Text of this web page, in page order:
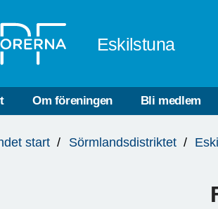
Eskilstuna
Om föreningen Bli medlem
start Sörmlandsdistriktet